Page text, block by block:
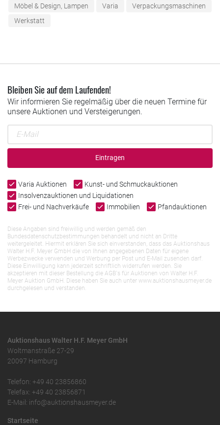
Möbel & Design, Lampen
Varia
Verpackungsmaschinen
Werkstatt
Bleiben Sie auf dem Laufenden!
Wir informieren Sie regelmäßig über die neuen Termine für
unsere Auktionen und Versteigerungen.
Eintragen
Varia Auktionen
Kunst- und Schmuckauktionen
Insolvenzauktionen und Liquidationen
Frei- und Nachverkäufe
Immobilien Pfandauktionen
Diese Angaben sind freiwillig und werden gemäß den
Bundesdatenschutzbestimmungen behandelt und nicht an Dritte
weitergeleitet. Hiermit erklären Sie sich einverstanden, dass das Auktionshaus
Walter H.F. Meyer GmbH die von Ihnen angegebenen Daten für eigene
Werbezwecke verwenden und Werbung per Post und E-Mail zusenden darf.
Diese Einwilligung kann jederzeit schriftlich widerrufen werden. Sie
akzeptieren mit dieser Bestellung die AGB`s für Auktionen von Walter H.F.
Meyer Auktion GmbH. Diese haben Sie auch unter www.auktionshausmeyer.de
durchgelesen und verstanden.
Auktionshaus Walter H.F. Meyer GmbH
Woltmanstraße 27-29
20097 Hamburg
Telefon: +49 40 23856860
Telefax: +49 40 23856871
E-Mail: info@auktionshausmeyer.de
Startseite